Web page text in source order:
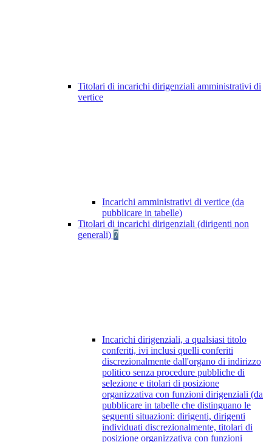
Titolari di incarichi dirigenziali amministrativi di
vertice
Incarichi amministrativi di vertice (da
pubblicare in tabelle)
Titolari di incarichi dirigenziali (dirigenti non
generali) 7
Incarichi dirigenziali, a qualsiasi titolo
conferiti, ivi inclusi quelli conferiti
discrezionalmente dall'organo di indirizzo
politico senza procedure pubbliche di
selezione e titolari di posizione
organizzativa con funzioni dirigenziali (da
pubblicare in tabelle che distinguano le
seguenti situazioni: dirigenti, dirigenti
individuati discrezionalmente, titolari di
posizione organizzativa con funzioni